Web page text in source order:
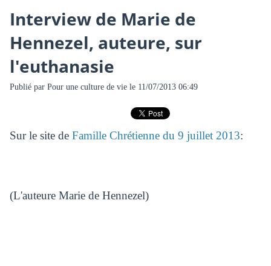
Interview de Marie de
Hennezel, auteure, sur
l'euthanasie
Publié par Pour une culture de viele 11/07/2013 06:49
Sur le site de Famille Chrétienne du 9 juillet 2013:
(L'auteure Marie de Hennezel)